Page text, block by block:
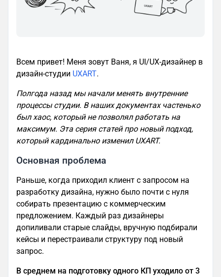
Всем привет! Меня зовут Ваня, я UI/UX-дизайнер в
дизайн-студии UXART.
Полгода назад мы начали менять внутренние
процессы студии. В наших документах частенько
был хаос, который не позволял работать на
максимум. Эта серия статей про новый подход,
который кардинально изменил UXART.
Основная проблема
Раньше, когда приходил клиент с запросом на
разработку дизайна, нужно было почти с нуля
собирать презентацию с коммерческим
предложением. Каждый раз дизайнеры
допиливали старые слайды, вручную подбирали
кейсы и перестраивали структуру под новый
запрос.
В среднем на подготовку одного КП уходило от 3